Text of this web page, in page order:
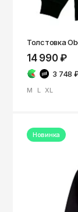
Толстовка
14 990 ₽
3 748
M L XL
Новинка